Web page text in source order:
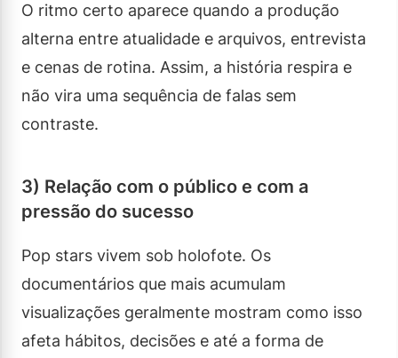
O ritmo certo aparece quando a produção
alterna entre atualidade e arquivos, entrevista
e cenas de rotina. Assim, a história respira e
não vira uma sequência de falas sem
contraste.
3) Relação com o público e com a
pressão do sucesso
Pop stars vivem sob holofote. Os
documentários que mais acumulam
visualizações geralmente mostram como isso
afeta hábitos, decisões e até a forma de